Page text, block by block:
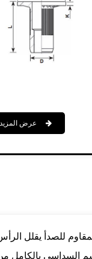
للصدأ يقلل
السداسي بالكامل